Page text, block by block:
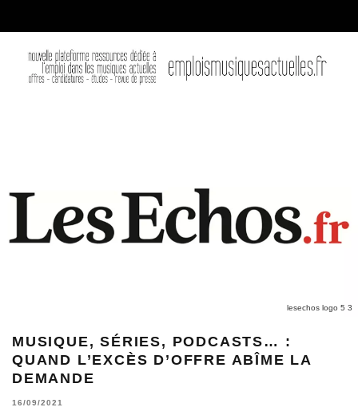
lesechos logo 5 3
MUSIQUE, SÉRIES, PODCASTS… :
QUAND L’EXCÈS D’OFFRE ABÎME LA
DEMANDE
16/09/2021